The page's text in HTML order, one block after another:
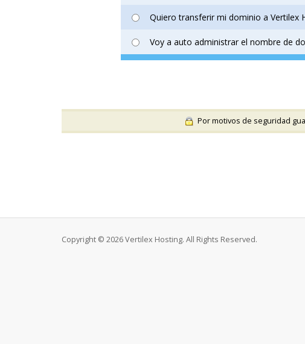
Quiero transferir mi dominio a Vertilex
Voy a auto administrar el nombre de
Por motivos de seguridad
Copyright © 2026 Vertilex Hosting. All Rights Reserved.